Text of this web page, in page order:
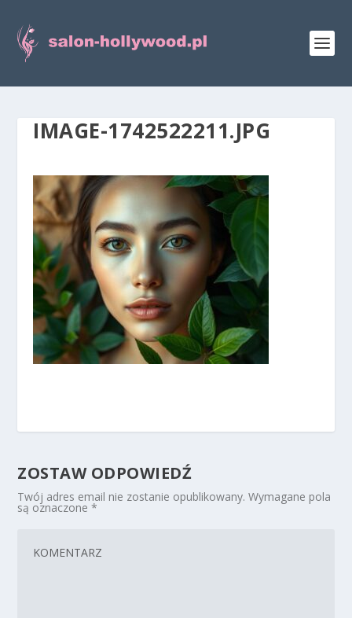
IMAGE-1742522211.JPG
ZOSTAW ODPOWIEDŹ
Twój adres email nie zostanie opublikowany. Wymagane pola
są oznaczone*